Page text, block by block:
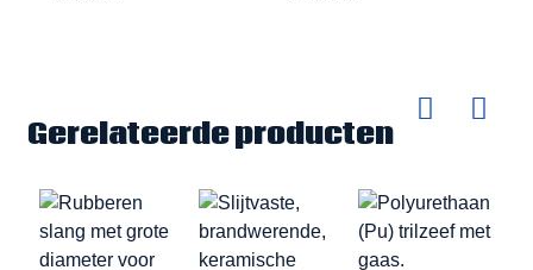
Gerelateerde producten